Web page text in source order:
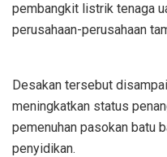
pembangkit listrik tenaga
perusahaan-perusahaan
Desakan tersebut
meningkatkan status
pemenuhan pasokan batu
penyidikan.